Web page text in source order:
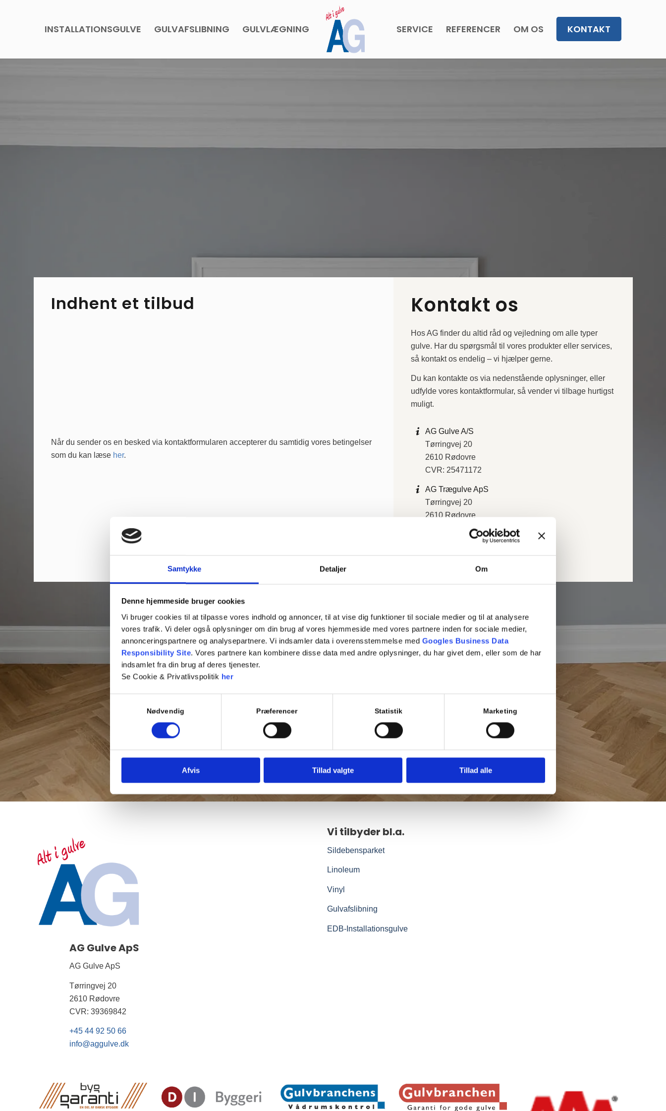
Samtykke Detaljer Om
Denne hjemmeside bruger cookies
Vi bruger cookies til at tilpasse vores indhold og annoncer, til at vise dig funktioner til sociale medier og til at analysere
vores trafik. Vi deler også oplysninger om din brug af vores hjemmeside med vores partnere inden for sociale medier,
annonceringspartnere og analysepartnere. Vi indsamler data i overensstemmelse med Googles Business Data
Responsibility Site. Vores partnere kan kombinere disse data med andre oplysninger, du har givet dem, eller som de har
indsamlet fra din brug af deres tjenester.
Se Cookie & Privatlivspolitik her
Nødvendig Præferencer Statistik Marketing
Afvis Tillad valgte Tillad alle
INSTALLATIONSGULVE GULVAFSLIBNING GULVLÆGNING SERVICE REFERENCER OM OS KONTAKT
Indhent et tilbud
Når du sender os en besked via kontaktformularen accepterer du samtidig vores betingelser
som du kan læse her.
Kontakt os
Hos AG finder du altid råd og vejledning om alle typer
gulve. Har du spørgsmål til vores produkter eller services,
så kontakt os endelig – vi hjælper gerne.
Du kan kontakte os via nedenstående oplysninger, eller
udfylde vores kontaktformular, så vender vi tilbage hurtigst
muligt.
AG Gulve A/S
Tørringvej 20
2610 Rødovre
CVR: 25471172
AG Trægulve ApS
Tørringvej 20
2610 Rødovre
CVR: 39369842
Vi tilbyder bl.a.
Sildebensparket
Linoleum
Vinyl
Gulvafslibning
EDB-Installationsgulve
AG Gulve ApS
AG Gulve ApS
Tørringvej 20
2610 Rødovre
CVR: 39369842
+45 44 92 50 66
info@aggulve.dk